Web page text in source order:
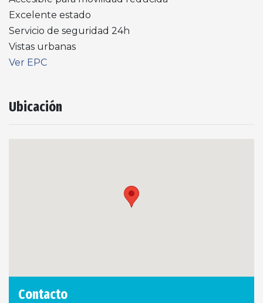
Excelente estado
Servicio de seguridad 24h
Vistas urbanas
Ver EPC
Ubicación
Contacto